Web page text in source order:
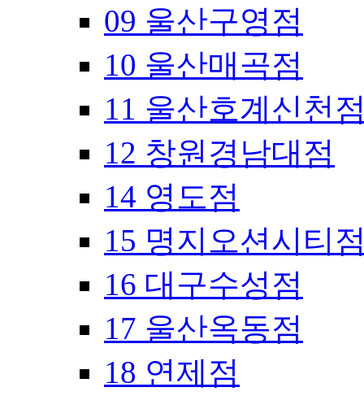
09 울산구영점
10 울산매곡점
11 울산호계신천
12 창원경남대점
14 영도점
15 명지오션시티
16 대구수성점
17 울산옥동점
18 연제점